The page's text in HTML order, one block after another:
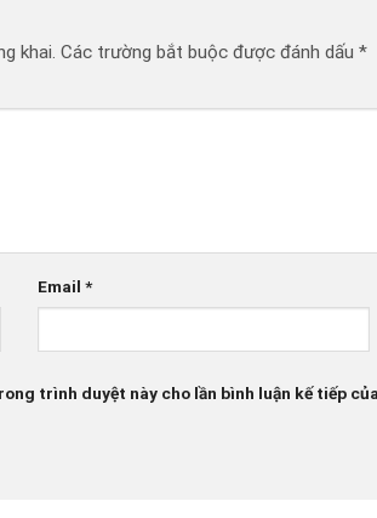
khai. Các trường bắt buộc được đánh dấu *
Email*
trình duyệt này cho lần bình luận kế tiếp